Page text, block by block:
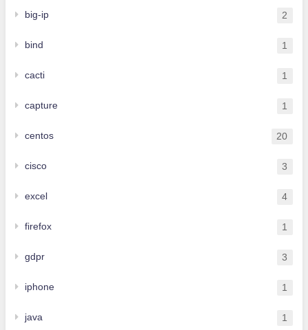
big-ip 2
bind 1
cacti 1
capture 1
centos 20
cisco 3
excel 4
firefox 1
gdpr 3
iphone 1
java 1